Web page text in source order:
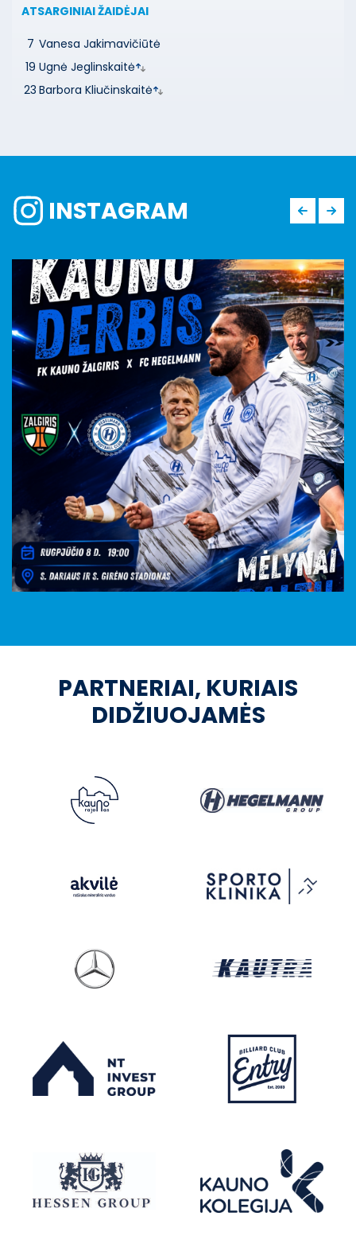
ATSARGINIAI ŽAIDĖJAI
7 Vanesa Jakimavičiūtė
19 Ugnė Jeglinskaitė
23 Barbora Kliučinskaitė
INSTAGRAM
PARTNERIAI, KURIAIS
DIDŽIUOJAMĖS